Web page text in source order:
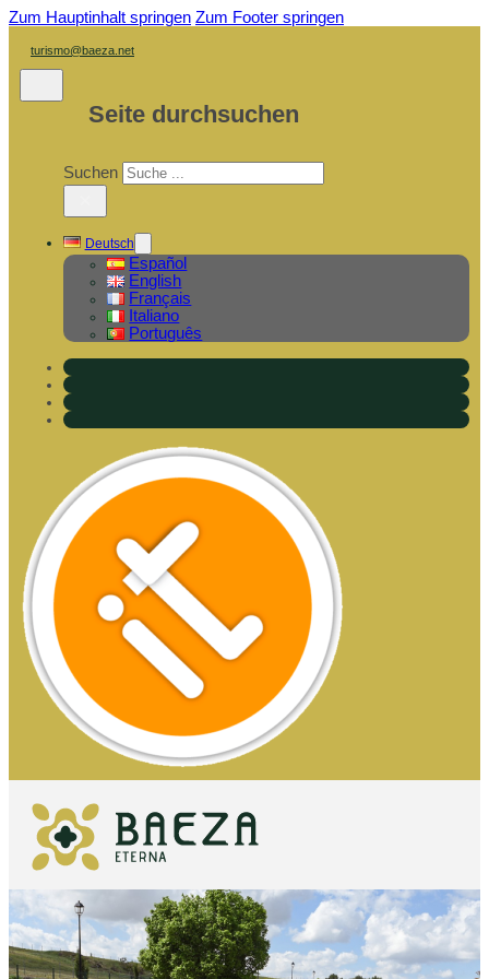
Zum Hauptinhalt springen Zum Footer springen
turismo@baeza.net
Seite durchsuchen
Suchen
Deutsch
Español
English
Français
Italiano
Português
SEHENSWERTES
UNVERZICHTBARE